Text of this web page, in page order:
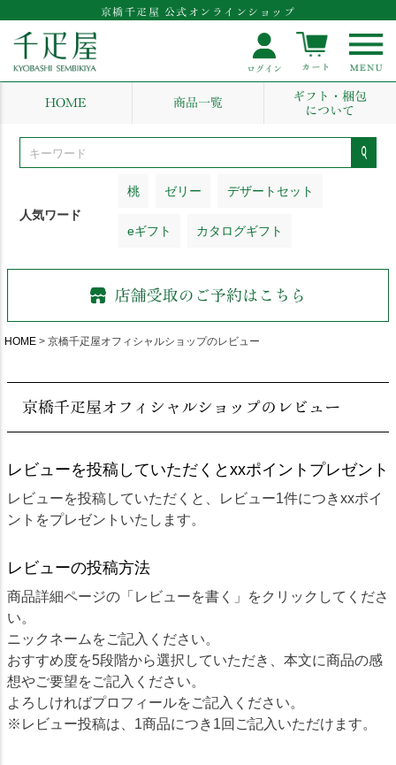
京橋千疋屋 公式オンラインショップ
HOME 商品一覧
ギフト・梱包
について
人気ワード
桃 ゼリー デザートセット
eギフト カタログギフト
HOME 京橋千疋屋オフィシャルショップのレビュー
京橋千疋屋オフィシャルショップのレビュー
レビューを投稿していただくとxxポイントプレゼント
レビューを投稿していただくと、レビュー1件につきxxポイ
ントをプレゼントいたします。
レビューの投稿方法
商品詳細ページの「レビューを書く」をクリックしてくださ
い。
ニックネームをご記入ください。
おすすめ度を5段階から選択していただき、本文に商品の感
想やご要望をご記入ください。
よろしければプロフィールをご記入ください。
※レビュー投稿は、1商品につき1回ご記入いただけます。